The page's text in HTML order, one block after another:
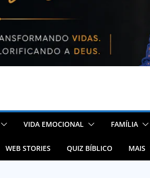
VIDA EMOCIONAL FAMÍLIA
WEB STORIES QUIZ BÍBLICO MAIS